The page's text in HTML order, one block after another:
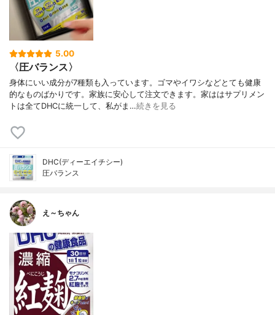
5.00
〈圧バランス〉
身体にいい成分が7種類も入っています。ゴマやイワシなどとても健康
的なものばかりです。家族に安心して注文できます。家ははサプリメン
トは全てDHCに統一して、私がま…続きを見る
DHC(ディーエイチシー)
圧バランス
え～ちゃん